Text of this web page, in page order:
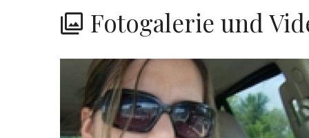
Fotogalerie und